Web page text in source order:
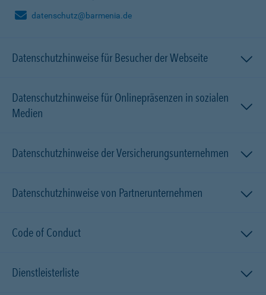
datenschutz@barmenia.de
Datenschutzhinweise für Besucher der Webseite
Datenschutzhinweise für Onlinepräsenzen in sozialen
Medien
Datenschutzhinweise der Versicherungsunternehmen
Datenschutzhinweise von Partnerunternehmen
Code of Conduct
Dienstleisterliste